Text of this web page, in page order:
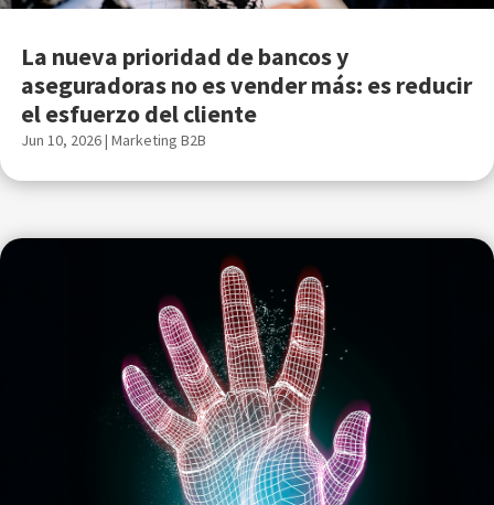
La nueva prioridad de bancos y
aseguradoras no es vender más: es reducir
el esfuerzo del cliente
Jun 10, 2026| Marketing B2B